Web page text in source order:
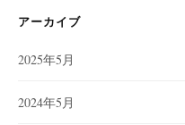
アーカイブ
2025年5月
2024年5月